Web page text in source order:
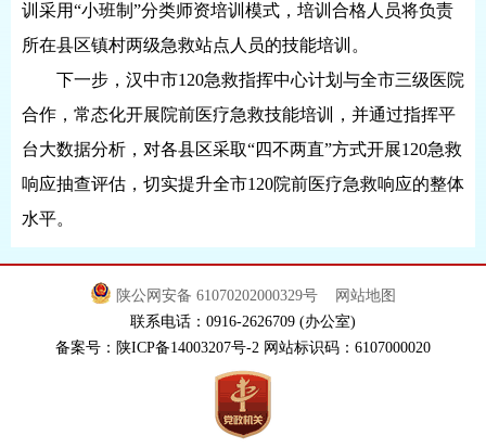
训采用“小班制”分类师资培训模式，培训合格人员将负责
所在县区镇村两级急救站点人员的技能培训。
下一步，汉中市120急救指挥中心计划与全市三级医院
合作，常态化开展院前医疗急救技能培训，并通过指挥平
台大数据分析，对各县区采取“四不两直”方式开展120急救
响应抽查评估，切实提升全市120院前医疗急救响应的整体
水平。
陕公网安备 61070202000329号
网站地图
联系电话：0916-2626709 (办公室)
备案号：陕ICP备14003207号-2 网站标识码：6107000020